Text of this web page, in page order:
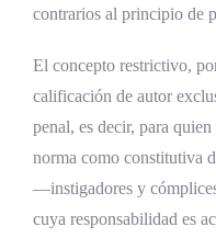
complicidad
Análisis
del delito
La autoría en
Referentes del
contrarios al principio de
El concepto restrictivo,
calificación de autor
penal, es decir, para
norma como constitutiva
—instigadores y
cuya responsabilidad es